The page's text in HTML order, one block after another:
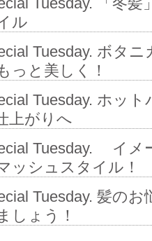
ル
Tuesday. ボタ
っと美しく！
Tuesday. ホッ
上がりへ
Tuesday. イメ
ッシュスタイル！
Tuesday. 髪の
しょう！